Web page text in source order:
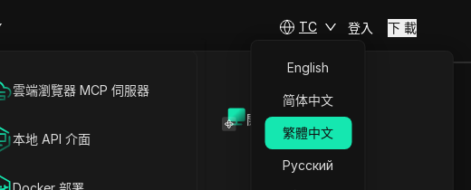
開放API
雲端瀏覽器 MCP 伺服器
本地 API 介面
TC
English
简体中文
繁體中文
Русский
登入 下 載
碼